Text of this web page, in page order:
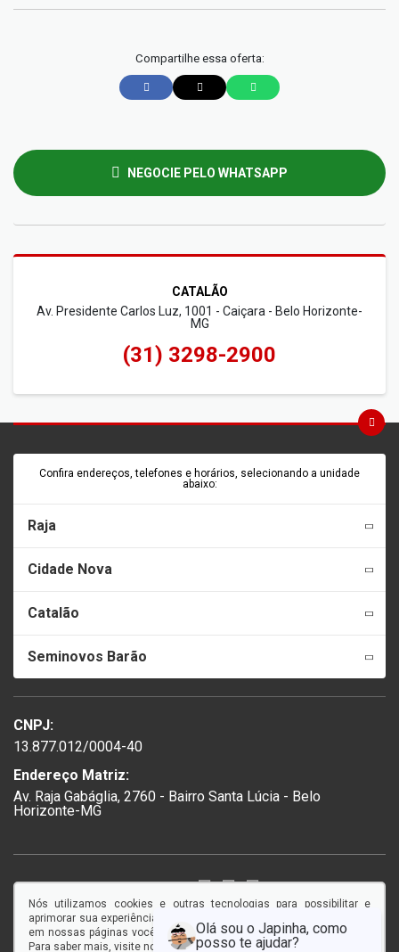
Compartilhe essa oferta:
NEGOCIE PELO WHATSAPP
CATALÃO
Av. Presidente Carlos Luz, 1001 - Caiçara - Belo Horizonte-
MG
(31) 3298-2900
Confira endereços, telefones e horários, selecionando a unidade
abaixo:
Raja
Cidade Nova
Catalão
Seminovos Barão
CNPJ:
13.877.012/0004-40
Endereço Matriz:
Av. Raja Gabáglia, 2760 - Bairro Santa Lúcia - Belo
Horizonte-MG
Nós utilizamos cookies e outras tecnologias para possibilitar e
aprimorar sua experiência em nosso site, e ao continuar navegando
em nossas páginas você concorda com a coleta e uso de cookies.
Para saber mais, visite nossaPolítica de Privacidade.